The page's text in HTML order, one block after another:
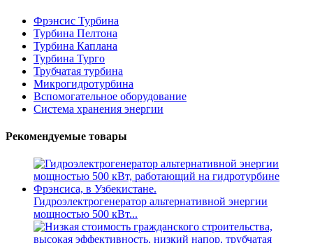
Фрэнсис Турбина
Турбина Пелтона
Турбина Каплана
Турбина Турго
Трубчатая турбина
Микрогидротурбина
Вспомогательное оборудование
Система хранения энергии
Рекомендуемые товары
Гидроэлектрогенератор альтернативной энергии
мощностью 500 кВт...